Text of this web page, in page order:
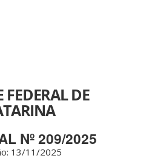
FEDERAL DE
Nº 209/2025
13/11/2025